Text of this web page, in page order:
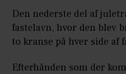
Den nederste del af
fastelavn, hvor den blev
to kranse på hver side af
Efterhånden som der